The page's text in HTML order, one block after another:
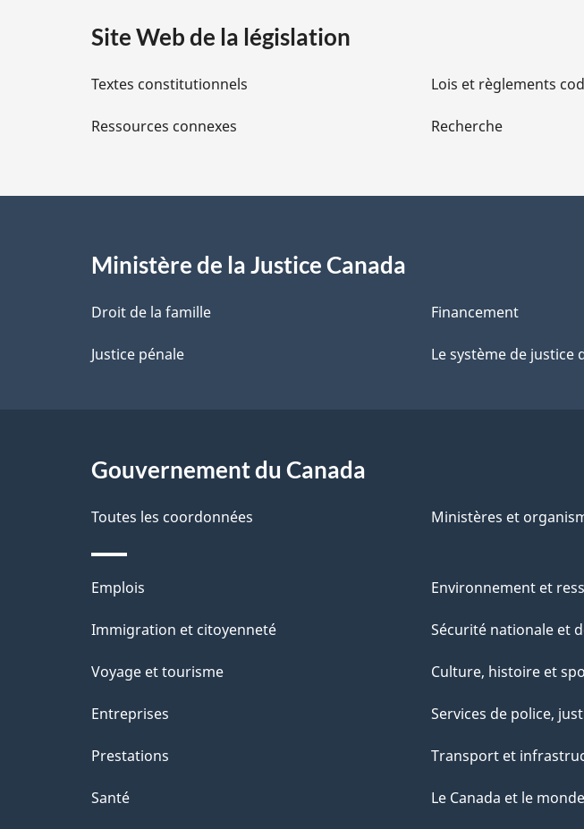
i
l
s
l
a
p
e
Site Web de la législation
Textes constitutionnels
Ressources connexes
Lois et règlements
Recherche
Ministère de la Justice Canada
Droit de la famille
Justice pénale
Financement
Le système de justice
Gouvernement du Canada
Toutes les coordonnées Ministères et
Thèmes
et
Emplois
Immigration et citoyenneté
Voyage et tourisme
Entreprises
Prestations
Santé
Environnement et
Sécurité nationale et
Culture, histoire et
Services de police,
Transport et
Le Canada et le monde